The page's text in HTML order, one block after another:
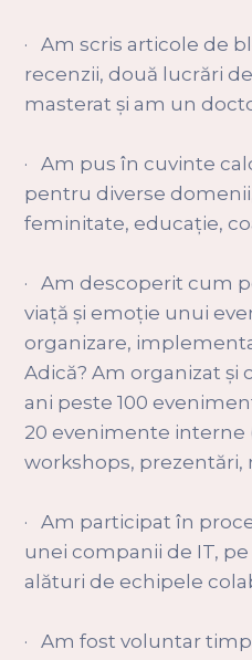
· Am scris articole de
recenzii, două lucrări
masterat și am un
· Am pus în cuvinte
pentru diverse
feminitate, educație,
· Am descoperit cum
viață și emoție unui
organizare,
Adică? Am organizat și
ani peste 100
20 evenimente
workshops, prezentări,
· Am participat în
unei companii de IT,
alături de echipele
· Am fost voluntar